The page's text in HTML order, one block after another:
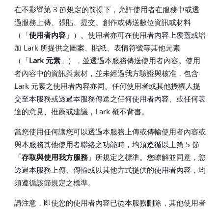
在不影響第 3 節規定的前提下，允許使用者在服務中或透
過服務上傳、張貼、提交、創作或傳送數位資訊或材料
（「使用者內容」）。使用者亦可在使用者內容上覆蓋或增
加 Lark 所提供之圖案、貼紙、表情符號等其他元素
（「Lark 元素」），並透過本服務傳送使用者內容。使用
者內容中的資訊與素材，並未經過我方驗證與核准，包含
Lark 元素之使用者內容亦同。任何使用者或其他授權人提
交至本服務或透過本服務傳送之任何使用者內容、或任何表
達的意見、推薦或建議，Lark 概不背書。
當您使用任何讓您可以透過本服務上傳或傳輸使用者內容或
與本服務其他使用者聯絡之功能時，均須遵循以上第 5 節
「存取與使用我方服務」所規定之標準。您瞭解並同意，您
透過本服務上傳、傳輸或以其他方式提供的使用者內容，均
須遵循該節規定之標準。
請注意，即使您的使用者內容已從本服務刪除，其他使用者